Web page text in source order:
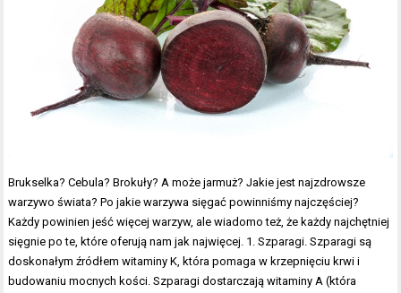
Brukselka? Cebula? Brokuły? A może jarmuż? Jakie jest najzdrowsze
warzywo świata? Po jakie warzywa sięgać powinniśmy najczęściej?
Każdy powinien jeść więcej warzyw, ale wiadomo też, że każdy najchętniej
sięgnie po te, które oferują nam jak najwięcej. 1. Szparagi. Szparagi są
doskonałym źródłem witaminy K, która pomaga w krzepnięciu krwi i
budowaniu mocnych kości. Szparagi dostarczają witaminy A (która